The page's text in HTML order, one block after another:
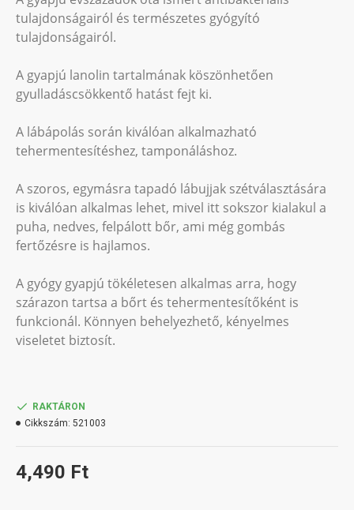
tulajdonságairól és természetes gyógyító
tulajdonságairól.
A gyapjú lanolin tartalmának köszönhetően
gyulladáscsökkentő hatást fejt ki.
A lábápolás során kiválóan alkalmazható
tehermentesítéshez, tamponáláshoz.
A szoros, egymásra tapadó lábujjak szétválasztására
is kiválóan alkalmas lehet, mivel itt sokszor kialakul a
puha, nedves, felpálott bőr, ami még gombás
fertőzésre is hajlamos.
A gyógy gyapjú tökéletesen alkalmas arra, hogy
szárazon tartsa a bőrt és tehermentesítőként is
funkcionál. Könnyen behelyezhető, kényelmes
viseletet biztosít.
4,490 Ft
RAKTÁRON
Cikkszám: 521003